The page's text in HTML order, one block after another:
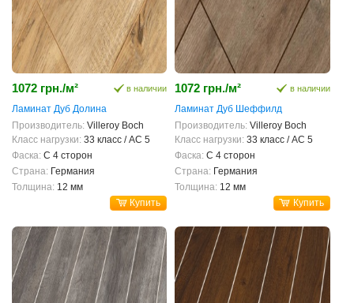
1072 грн./м² в наличии
Ламинат Дуб Долина
Производитель: Villeroy Boch
Класс нагрузки: 33 класс / AC 5
Фаска: С 4 сторон
Страна: Германия
Толщина: 12 мм
Купить
1072 грн./м² в наличии
Ламинат Дуб Шеффилд
Производитель: Villeroy Boch
Класс нагрузки: 33 класс / AC 5
Фаска: С 4 сторон
Страна: Германия
Толщина: 12 мм
Купить